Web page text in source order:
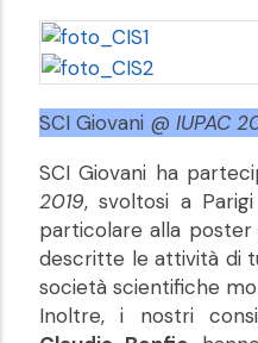
SCI Giovani @ IUPAC
SCI Giovani ha
2019, svoltosi a
particolare alla
descritte le attività di
società scientifiche
Inoltre, i nostri